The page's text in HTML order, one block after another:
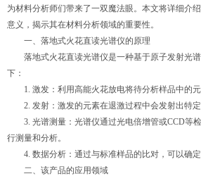
为材料分析师们带来了一双魔法眼。本文将详细介
意义，揭示其在材料分析领域的重要性。
一、落地式火花直读光谱仪的原理
落地式火花直读光谱仪是一种基于原子发射光谱
下：
1. 激发：利用高能火花放电将待分析样品中的元
2. 发射：激发的元素在退激过程中会发射出特定
3. 光谱测量：光谱仪通过光电倍增管或CCD等
行测量和分析。
4. 数据分析：通过与标准样品的比对，可以确定
二、该产品的应用领域